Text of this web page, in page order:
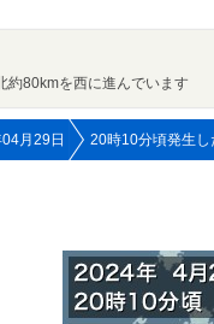
約80kmを西に進んでいます
月29日 20時10分頃発生